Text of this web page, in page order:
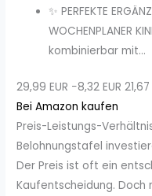
✨ PERFEKTE
WOCHENPLANER
kombinierbar mit...
29,99 EUR −8,32 EUR 21,67
Bei Amazon kaufen
Preis-Leistungs-
Belohnungstafel
Der Preis ist oft ein
Kaufentscheidung.